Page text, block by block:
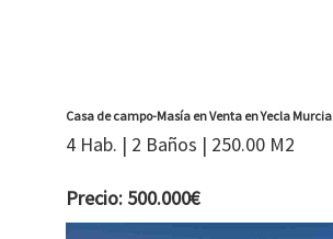
Casa de campo-Masía en Venta en Yecla Murcia
4 Hab. | 2 Baños | 250.00 M2
Precio: 500.000€